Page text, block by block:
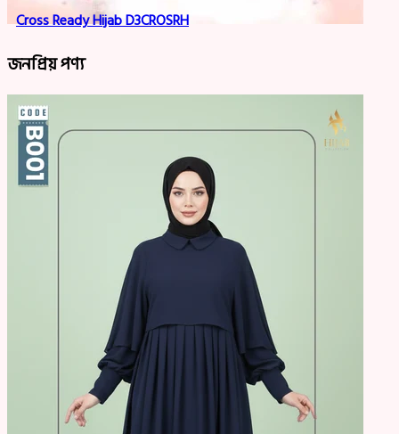
Cross Ready Hijab D3CROSRH
জনপ্রিয় পণ্য